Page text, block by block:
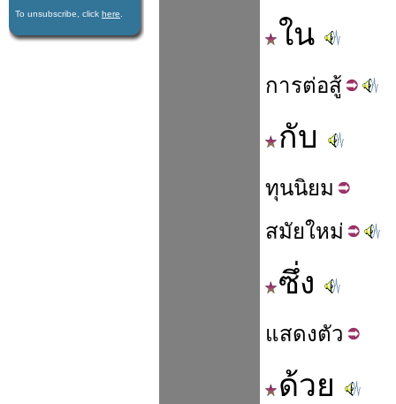
To unsubscribe, click here
ใน
การต่อสู้
กับ
ทุนนิยม
สมัยใหม่
ซึ่ง
แสดงตัว
ด้วย